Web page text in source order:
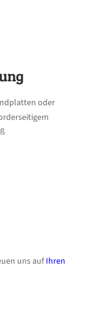
oder
uns aufIhren